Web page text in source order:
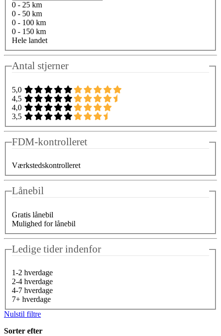
0 - 25 km
0 - 50 km
0 - 100 km
0 - 150 km
Hele landet
Antal stjerner
5,0
4,5
4,0
3,5
FDM-kontrolleret
Værkstedskontrolleret
Lånebil
Gratis lånebil
Mulighed for lånebil
Ledige tider indenfor
1-2 hverdage
2-4 hverdage
4-7 hverdage
7+ hverdage
Nulstil filtre
Sorter efter